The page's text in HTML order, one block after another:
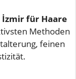
İzmir für Haare
Methoden
feinen